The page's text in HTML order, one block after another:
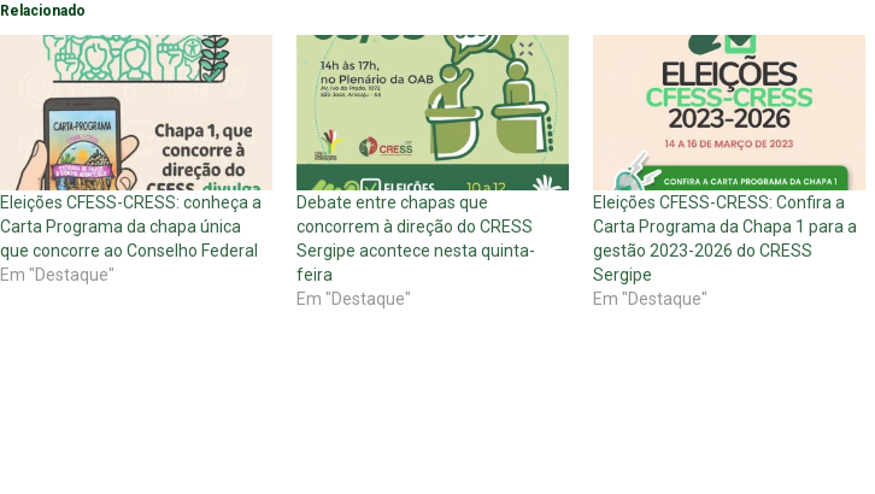
Relacionado
Eleições CFESS-CRESS: conheça a
Carta Programa da chapa única
que concorre ao Conselho Federal
Em "Destaque"
Debate entre chapas que
concorrem à direção do CRESS
Sergipe acontece nesta quinta-
feira
Em "Destaque"
Eleições CFESS-CRESS: Confira a
Carta Programa da Chapa 1 para a
gestão 2023-2026 do CRESS
Sergipe
Em "Destaque"